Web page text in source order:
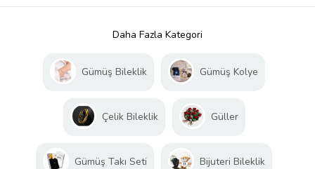
Daha Fazla Kategori
Gümüş Bileklik Gümüş Kolye
Çelik Bileklik Güller
Gümüş Takı Seti Bijuteri Bileklik